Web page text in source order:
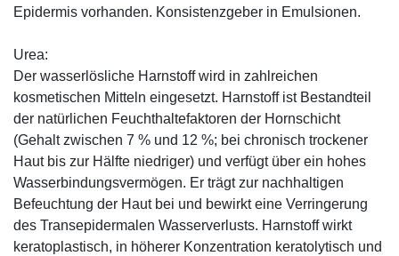
Epidermis vorhanden. Konsistenzgeber in Emulsionen.
Urea:
Der wasserlösliche Harnstoff wird in zahlreichen
kosmetischen Mitteln eingesetzt. Harnstoff ist Bestandteil
der natürlichen Feuchthaltefaktoren der Hornschicht
(Gehalt zwischen 7 % und 12 %; bei chronisch trockener
Haut bis zur Hälfte niedriger) und verfügt über ein hohes
Wasserbindungsvermögen. Er trägt zur nachhaltigen
Befeuchtung der Haut bei und bewirkt eine Verringerung
des Transepidermalen Wasserverlusts. Harnstoff wirkt
keratoplastisch, in höherer Konzentration keratolytisch und